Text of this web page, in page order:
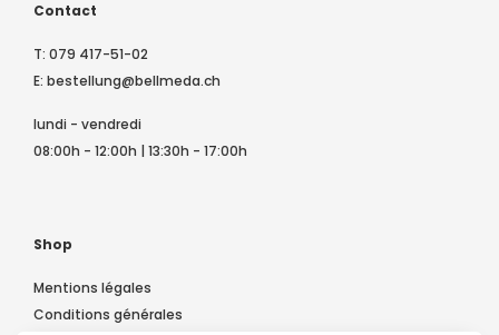
Contact
T: 079 417-51-02
E: bestellung@bellmeda.ch
lundi - vendredi
08:00h - 12:00h | 13:30h - 17:00h
Shop
Mentions légales
Conditions générales